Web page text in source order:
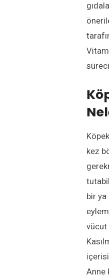
kez
bir ya
vücut
Anne